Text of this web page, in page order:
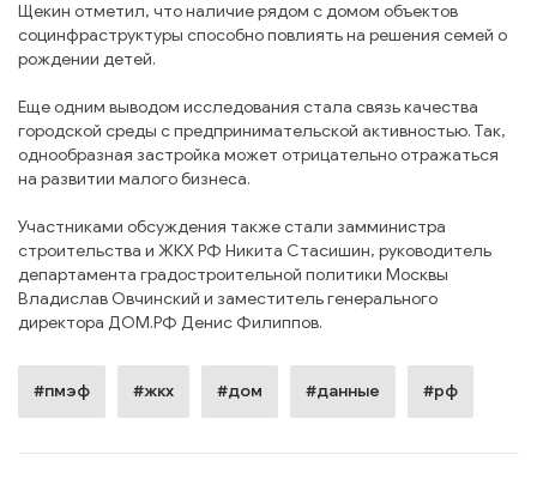
Щекин отметил, что наличие рядом с домом объектов
социнфраструктуры способно повлиять на решения семей о
рождении детей.
Еще одним выводом исследования стала связь качества
городской среды с предпринимательской активностью. Так,
однообразная застройка может отрицательно отражаться
на развитии малого бизнеса.
Участниками обсуждения также стали замминистра
строительства и ЖКХ РФ Никита Стасишин, руководитель
департамента градостроительной политики Москвы
Владислав Овчинский и заместитель генерального
директора ДОМ.РФ Денис Филиппов.
#пмэф #жкх #дом #данные #рф